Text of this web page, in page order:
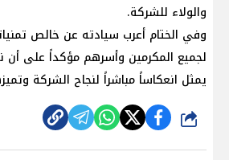
والولاء للشركة.
وفي الختام أعرب سيادته عن خالص
لجميع المكرمين وأسرهم مؤكداً على أن
يمثل انعكاساً مباشراً لنجاح الشركة
شارك